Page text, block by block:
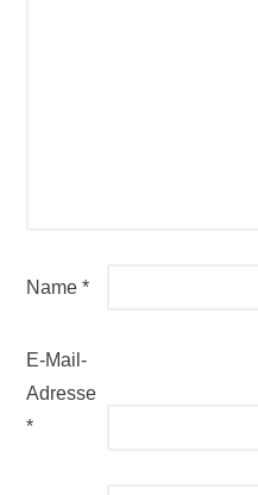
Name*
E-Mail-
Adresse
*